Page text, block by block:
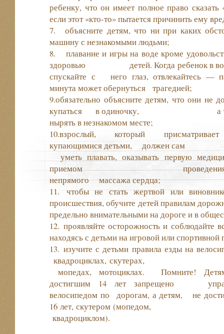
ребенку, что он имеет полное право сказать
если этот «кто-то» пытается причинить ему
7. объясните детям, что ни при каких
машину с незнакомыми людьми;
8. плавание и игры на воде кроме
здоровью
детей. Когда ребенок в
спускайте с него глаз, отвлекайтесь —
минута может обернуться трагедией;
9.обязательно объясните детям, что они не
купаться в одиночку, а
нырять в незнакомом месте;
10.взрослый, который
купающимися детьми, должен
уметь плавать, оказывать первую
приемом проведения
непрямого массажа сердца;
11. чтобы не стать жертвой или
происшествия, обучите детей правилам
предельно внимательными на дороге и в
12. проявляйте осторожность и соблюдайте
находясь с детьми на игровой или
13. изучите с детьми правила езды на
квадроциклах,
мопедах, мотоциклах. Помните!
достигшим 14 лет запрещено
велосипедом по дорогам, а детям, не
16 лет, скутером